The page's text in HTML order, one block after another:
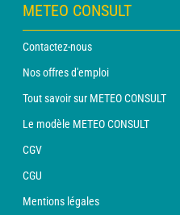
METEO CONSULT
Contactez-nous
Nos offres d'emploi
Tout savoir sur METEO CONSULT
Le modèle METEO CONSULT
CGV
CGU
Mentions légales